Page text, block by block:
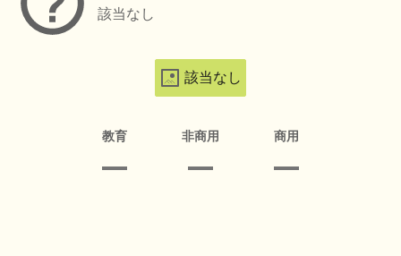
該当なし
該当なし
教育 非商用 商用